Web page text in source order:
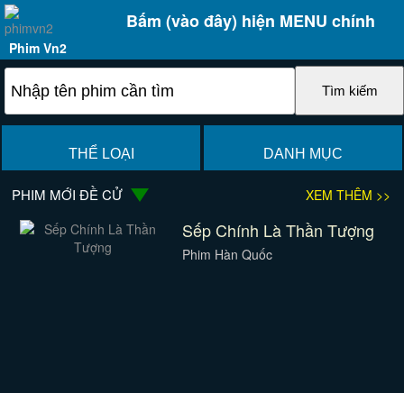
Bấm (vào đây) hiện MENU chính
Phim Vn2
THỂ LOẠI DANH MỤC
PHIM MỚI ĐỀ CỬ XEM THÊM >>
Sếp Chính Là Thần Tượng
Phim Hàn Quốc